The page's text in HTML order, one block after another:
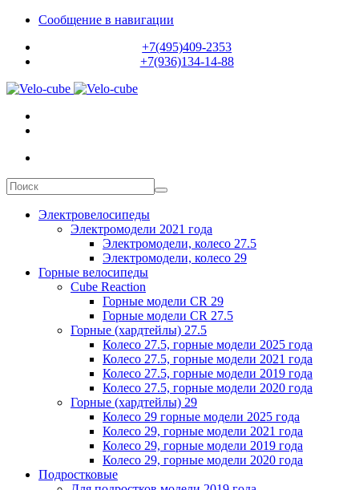
Сообщение в навигации
+7(495)409-2353
+7(936)134-14-88
Электровелосипеды
Электромодели 2021 года
Электромодели, колесо 27.5
Электромодели, колесо 29
Горные велосипеды
Cube Reaction
Горные модели CR 29
Горные модели CR 27.5
Горные (хардтейлы) 27.5
Колесо 27.5, горные модели 2025 года
Колесо 27.5, горные модели 2021 года
Колесо 27.5, горные модели 2019 года
Колесо 27.5, горные модели 2020 года
Горные (хардтейлы) 29
Колесо 29 горные модели 2025 года
Колесо 29, горные модели 2021 года
Колесо 29, горные модели 2019 года
Колесо 29, горные модели 2020 года
Подростковые